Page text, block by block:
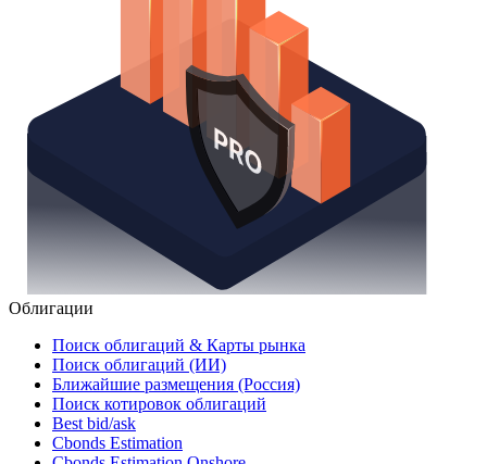
Облигации
Поиск облигаций & Карты рынка
Поиск облигаций (ИИ)
Ближайшие размещения (Россия)